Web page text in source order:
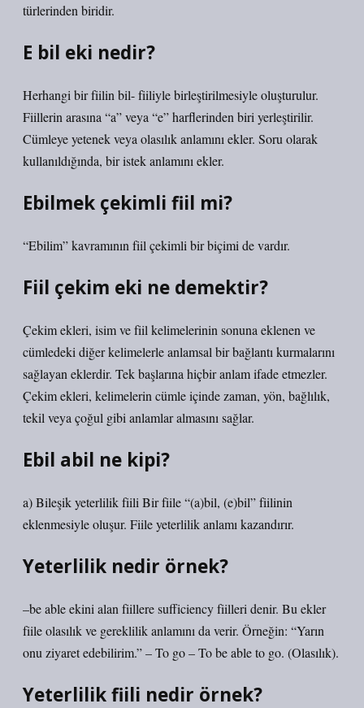
türlerinden biridir.
E bil eki nedir?
Herhangi bir fiilin bil- fiiliyle birleştirilmesiyle oluşturulur.
Fiillerin arasına “a” veya “e” harflerinden biri yerleştirilir.
Cümleye yetenek veya olasılık anlamını ekler. Soru olarak
kullanıldığında, bir istek anlamını ekler.
Ebilmek çekimli fiil mi?
“Ebilim” kavramının fiil çekimli bir biçimi de vardır.
Fiil çekim eki ne demektir?
Çekim ekleri, isim ve fiil kelimelerinin sonuna eklenen ve
cümledeki diğer kelimelerle anlamsal bir bağlantı kurmalarını
sağlayan eklerdir. Tek başlarına hiçbir anlam ifade etmezler.
Çekim ekleri, kelimelerin cümle içinde zaman, yön, bağlılık,
tekil veya çoğul gibi anlamlar almasını sağlar.
Ebil abil ne kipi?
a) Bileşik yeterlilik fiili Bir fiile “(a)bil, (e)bil” fiilinin
eklenmesiyle oluşur. Fiile yeterlilik anlamı kazandırır.
Yeterlilik nedir örnek?
–be able ekini alan fiillere sufficiency fiilleri denir. Bu ekler
fiile olasılık ve gereklilik anlamını da verir. Örneğin: “Yarın
onu ziyaret edebilirim.” – To go – To be able to go. (Olasılık).
Yeterlilik fiili nedir örnek?